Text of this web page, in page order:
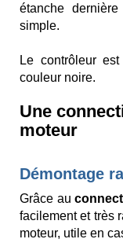
étanche
simple.
Le contrôleur
couleur noire.
Une
moteur
Démontage
Grâce au
facilement et très
moteur, utile en